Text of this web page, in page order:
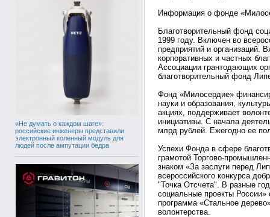
«Не думать о каждом шаге»:
российские инженеры представили
электронный коленный модуль для
людей после ампутации бедра
Информация о фонде
Благотворительный фонд
1999 году. Включен во
предприятий и организаций.
корпоративных и частных
Ассоциации грантодающих
благотворительный фонд
Фонд «Милосердие»
науки и образования,
акциях, поддерживает
инициативы. С начала
млрд рублей. Ежегодно ее
Успехи Фонда в сфере
грамотой Торгово-
знаком «За заслуги перед
всероссийского конкурса
"Точка Отсчета". В разные
социальные проекты России»
программа «Стальное
волонтерства.